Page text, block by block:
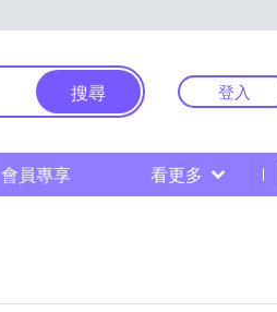
搜尋 登入
會員專享 看更多